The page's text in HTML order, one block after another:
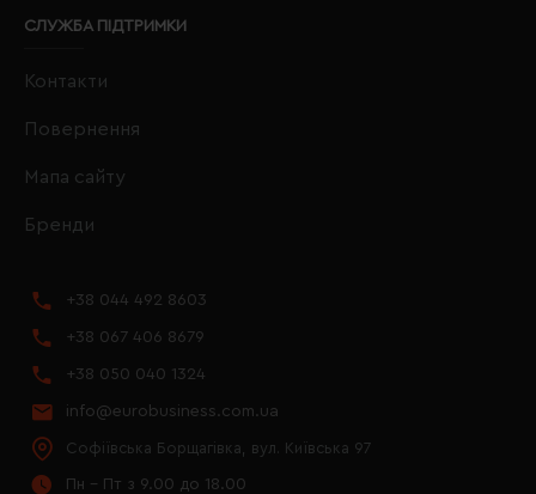
СЛУЖБА ПІДТРИМКИ
Контакти
Повернення
Мапа сайту
Бренди
+38 044 492 8603
+38 067 406 8679
+38 050 040 1324
info@eurobusiness.com.ua
Софіївська Борщагівка, вул. Київська 97
Пн - Пт з 9.00 до 18.00